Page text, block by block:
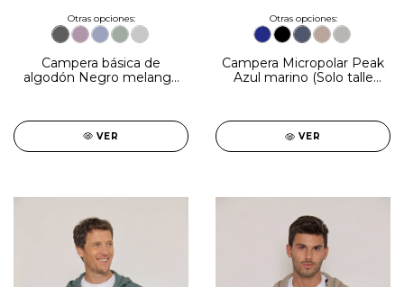
Otras opciones:
Campera básica de
algodón Negro melange
VER
Otras opciones:
Campera Micropolar Peak
Azul marino (Solo talle
VER